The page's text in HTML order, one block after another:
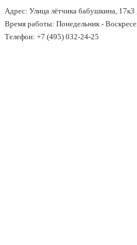
↓
Перейти
Адрес: Улица лётчика бабушкина,
Время работы: Понедельник -
Телефон: +7 (495) 032-24-25